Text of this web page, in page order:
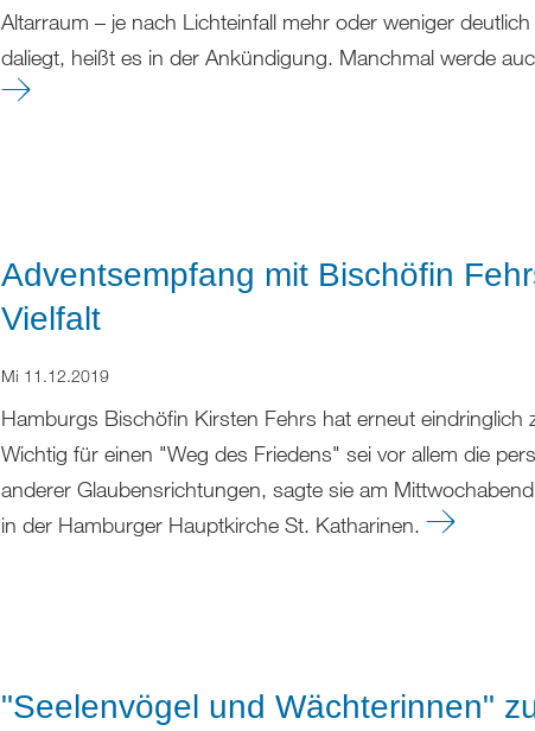
Altarraum – je nach Lichteinfall mehr oder weniger
daliegt, heißt es in der Ankündigung. Manchmal werde
Adventsempfang mit Bischöfin
Vielfalt
Mi 11.12.2019
Hamburgs Bischöfin Kirsten Fehrs hat erneut eindringlich
Wichtig für einen "Weg des Friedens" sei vor allem die
anderer Glaubensrichtungen, sagte sie am
in der Hamburger Hauptkirche St. Katharinen.
"Seelenvögel und Wächterinnen"